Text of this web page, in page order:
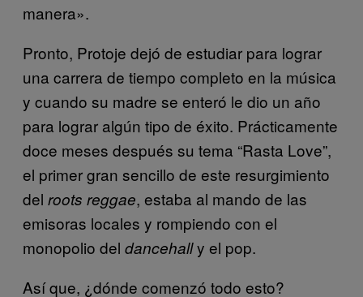
manera».
Pronto, Protoje dejó de estudiar para lograr
una carrera de tiempo completo en la música
y cuando su madre se enteró le dio un año
para lograr algún tipo de éxito. Prácticamente
doce meses después su tema “Rasta Love”,
el primer gran sencillo de este resurgimiento
del roots reggae, estaba al mando de las
emisoras locales y rompiendo con el
monopolio del dancehally el pop.
Así que, ¿dónde comenzó todo esto?